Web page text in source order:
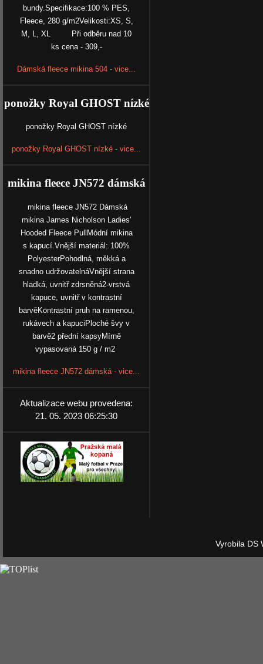
bundy.Specifikace:100 % PES,
Fleece, 280 g/m2Velikosti:XS, S,
M, L, XL Při odběru nad 10
ks cena - 309,-
Dámská fleece mikina 504 - vice...
ponožky Royal GHOST nízké
ponožky Royal GHOST nízké
ponožky Royal GHOST nízké - vice...
mikina fleece JN572 dámská
mikina fleece JN572 Dámská
mikina James Nicholson Ladies'
Hooded Fleece PullMódní mikina
s kapucí.Vnější materiál: 100%
PolyesterPohodlná, měkká a
snadno udržovatelnáVnější strana
hladká, uvnitř zdrsněná2-vrstvá
kapuce, uvnitř v kontrastní
barvěKontrastní pruh na ramenou,
rukávech a kapuciPloché švy v
barvě2 přední kapsyMírně
vypasovaná 150 g / m2
mikina fleece JN572 dámská - vice...
Aktualizace webu provedena:
21. 05. 2023 06:25:30
Vyrobila DS